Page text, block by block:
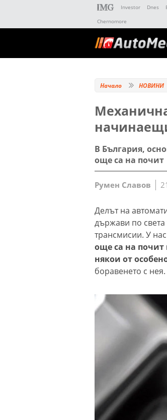
Investor Dnes
Chernomore
Начало НОВИНИ
В България,
още са на почит
Румен Славов
Делът на
държави по
трансмисии. У
още са на почит
някои от
боравенето с нея.